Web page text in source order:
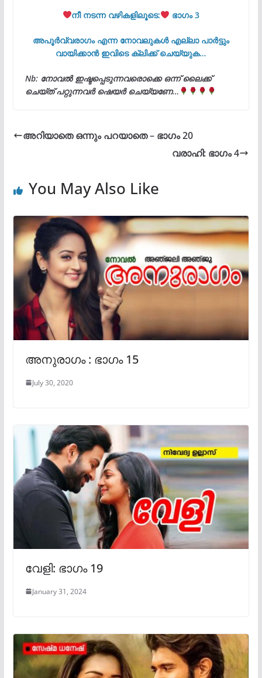
നീ നടന്ന വഴികളിലൂടെ: ഭാഗം 3
അപൂർവ്വരാഗം എന്ന നോവലുകൾ എല്ലാ പാർട്ടും
വായിക്കാൻ ഇവിടെ ക്ലിക്ക് ചെയ്യുക…
Nb: നോവൽ ഇഷ്ടപ്പെടുന്നവരൊക്കെ ഒന്ന് ലൈക്ക്
ചെയ്ത് പറ്റുന്നവർ ഷെയർ ചെയ്യണേ…
അറിയാതെ ഒന്നും പറയാതെ – ഭാഗം 20
വരാഹി: ഭാഗം 4
You May Also Like
അനുരാഗം : ഭാഗം 15
July 30, 2020
വേളി: ഭാഗം 19
January 31, 2024